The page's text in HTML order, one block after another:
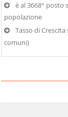
è al 3668° posto
popolazione
Tasso di
comuni)